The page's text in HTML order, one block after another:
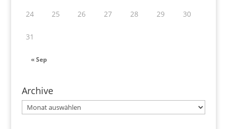
« Sep
24 25 26 27 28 29 30
31
Archive
Archive